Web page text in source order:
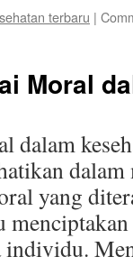
terbaru |
Moral
dalam
dalam
yang
individu.